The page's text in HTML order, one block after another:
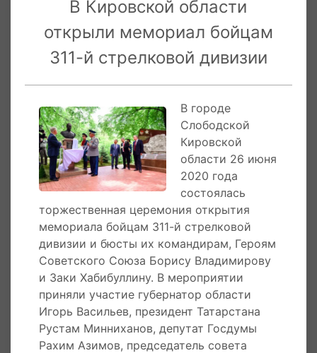
участвовала в обороне Ленинграда, в
освобождении территории СССР и
зарубежных государств, Берлинской
операции. Бойцы дивизии особенно ценили
командиров - генерал-лейтенанта Бориса
Владимирова, а также подполковника Заки
Хабибуллина, который героически погиб 1 мая
1945 года.
Город Слободской является центром
изучения истории дивизии и ее боевого пути.
Местные ученые и краеведы ведут работу в
архивах, собирают материалы у
родственников бойцов, проводят уроки и
экскурсии для школьников. Свою работу они
позиционируют как новый способ изучения
Великой Отечественной войны через историю
конкретного боевого соединения, рассказ о
подвигах бойцов дивизии, наиболее
отличившихся солдат и офицеров.
В Кировской области
открыли мемориал бойцам
311-й стрелковой дивизии
В городе
Слободской
Кировской
области 26 июня
2020 года
состоялась
торжественная церемония открытия
мемориала бойцам 311-й стрелковой
дивизии и бюсты их командирам, Героям
Советского Союза Борису Владимирову
и Заки Хабибуллину. В мероприятии
приняли участие губернатор области
Игорь Васильев, президент Татарстана
Рустам Минниханов, депутат Госдумы
Рахим Азимов, председатель совета